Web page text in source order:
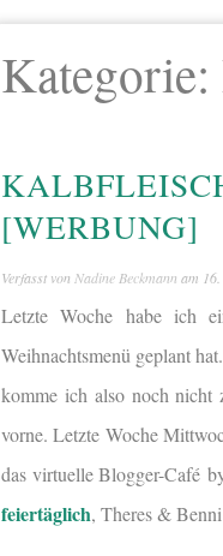
Kategorie:
[WERBUNG]
Verfasst von Nadine Beckmann am
Letzte Woche habe ich
Weihnachtsmenü geplant
komme ich also noch nicht
vorne. Letzte Woche
das virtuelle Blogger-Café
feiertäglich, Theres &